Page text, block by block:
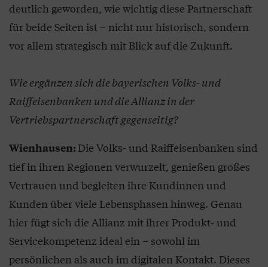
deutlich geworden, wie wichtig diese Partnerschaft
für beide Seiten ist – nicht nur historisch, sondern
vor allem strategisch mit Blick auf die Zukunft.
Wie ergänzen sich die bayerischen Volks- und
Raiffeisenbanken und die Allianz in der
Vertriebspartnerschaft gegenseitig?
Wienhausen:Die Volks- und Raiffeisenbanken sind
tief in ihren Regionen verwurzelt, genießen großes
Vertrauen und begleiten ihre Kundinnen und
Kunden über viele Lebensphasen hinweg. Genau
hier fügt sich die Allianz mit ihrer Produkt‑ und
Servicekompetenz ideal ein – sowohl im
persönlichen als auch im digitalen Kontakt. Dieses